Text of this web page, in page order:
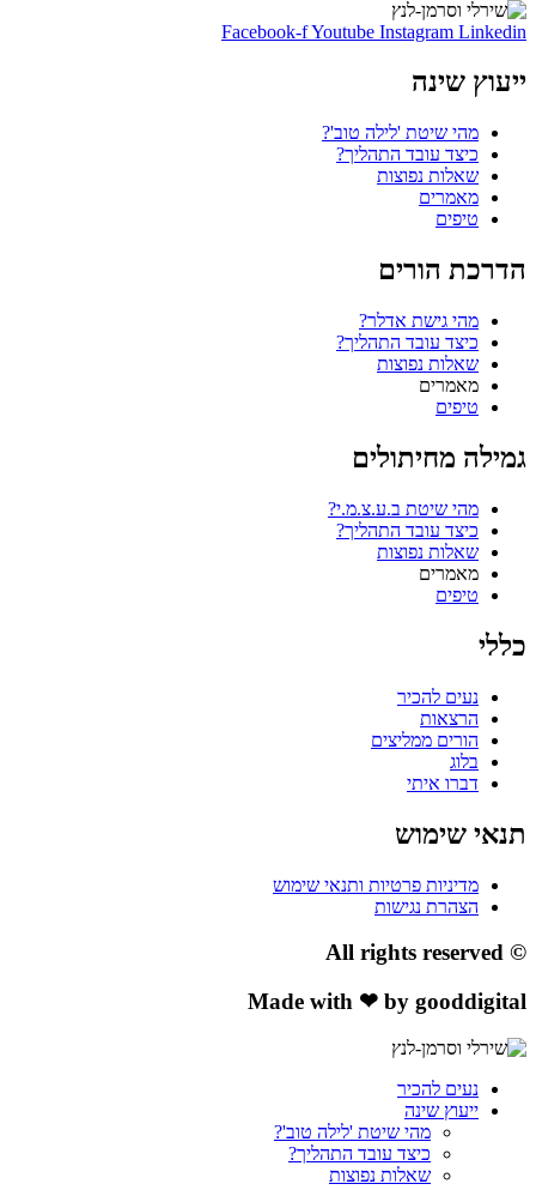
Facebook-fYoutube Instagram Linkedin
ייעוץ שינה
מהי שיטת 'לילה טוב'?
כיצד עובד התהליך?
שאלות נפוצות
מאמרים
טיפים
הדרכת הורים
מהי גישת אדלר?
כיצד עובד התהליך?
שאלות נפוצות
מאמרים
טיפים
גמילה מחיתולים
מהי שיטת ב.ע.צ.מ.י?
כיצד עובד התהליך?
שאלות נפוצות
מאמרים
טיפים
כללי
נעים להכיר
הרצאות
הורים ממליצים
בלוג
דברו איתי
תנאי שימוש
מדיניות פרטיות ותנאי שימוש
הצהרת נגישות
© All rights reserved
Made with ❤ by gooddigital
נעים להכיר
ייעוץ שינה
מהי שיטת 'לילה טוב'?
כיצד עובד התהליך?
שאלות נפוצות